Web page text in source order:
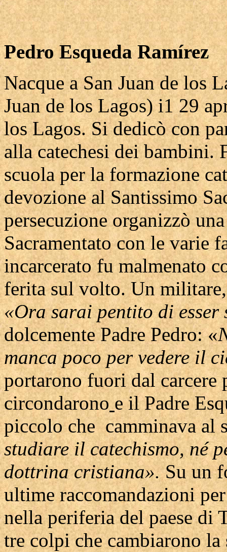
Pedro Esqueda Ramírez
Nacque a San Juan de los
Juan de los Lagos) i1 29
los Lagos. Si dedicò con
alla catechesi dei bambini.
scuola per la formazione
devozione al Santissimo
persecuzione organizzò
Sacramentato con le varie
incarcerato fu malmenato
ferita sul volto. Un
«Ora sarai pentito di esser
dolcemente Padre Pedro: «
manca poco per vedere il
portarono fuori dal
circondarono e il Padre
piccolo che camminava al
studiare il catechismo, né
dottrina cristiana».Su un
ultime raccomandazioni
nella periferia del paese di
tre colpi che cambiarono la